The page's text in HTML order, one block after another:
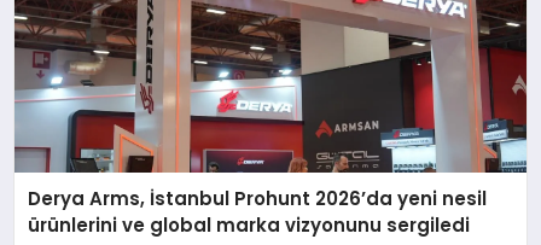
Derya Arms, İstanbul Prohunt 2026’da yeni nesil
ürünlerini ve global marka vizyonunu sergiledi